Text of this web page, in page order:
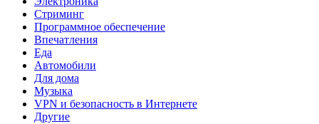
Стриминг
Программное обеспечение
Впечатления
Еда
Автомобили
Для дома
Музыка
VPN и безопасность в Интернете
Другие